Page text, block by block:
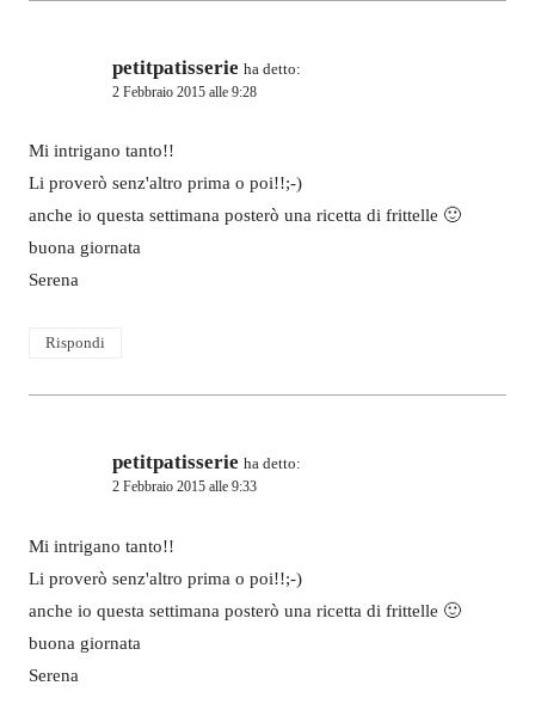
petitpatisserie ha detto:
2 Febbraio 2015 alle 9:28
Mi intrigano tanto!!
Li proverò senz'altro prima o poi!!;-)
anche io questa settimana posterò una ricetta di frittelle 🙂
buona giornata
Serena
Rispondi
petitpatisserie ha detto:
2 Febbraio 2015 alle 9:33
Mi intrigano tanto!!
Li proverò senz'altro prima o poi!!;-)
anche io questa settimana posterò una ricetta di frittelle 🙂
buona giornata
Serena